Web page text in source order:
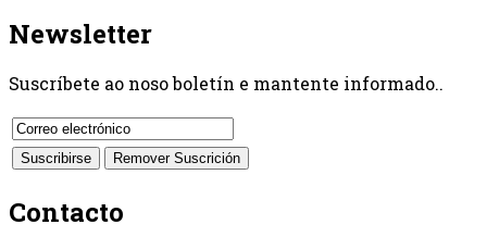
Newsletter
Suscríbete ao noso boletín e mantente informado..
Contacto